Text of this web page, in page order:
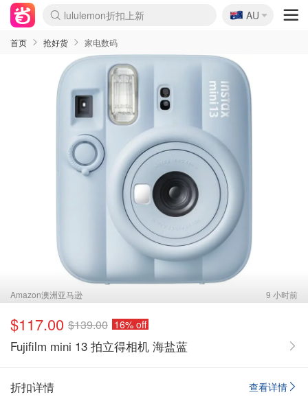
lululemon折扣上新
Sasa美妆护肤3.5折
SSENSE年中3折
FreshBeauty好价汇总
Cettire降价+叠9折
WWS Coles超市实拍
viagogo二手票捡漏
Myer超级周末1折
The Outnet奢牌1折起
David Jones 3折起
Flannels大牌1折
Perfumes Club护肤1折
AMIRO返校季6.2折
Amazon折扣汇总
eToro入金$200送$50
Amazon数码好物
ICONIC本周7.5折
ThedoubleF高奢地板价
Moose Knuckles 6折
丝芙兰5折起
EUFY官网3.7折起
Selenichast首饰2折
Trip机票酒店促销
YSL送5件彩妆礼
Amazon家居好物
Amazon美妆护肤
雅漾大喷$8
过敏原检测盒$33
伊索独家赠50ml沐浴露
科颜氏清仓3折
SEALIFE海洋馆门票6折
丝塔芙大白罐$16
订阅Newsletter送香薰
Cult Beauty 6.8折
Harrods圣诞日历2.3折
LN-CC奢牌私促3折
d'Alba空姐喷雾$16
EVE LOM套装逆天2折
Bernardelli独家4折
Adore Beauty 6折起
CT圣诞日历
Mytheresa奢品2.7折
Luxury Escapes 9折
Currentbody美容仪9折
MOON Garden Live
Roborock扫地机3.7折
Tingo Life水杯$24
Valentino官网5折
CR洗发护发6.3折
修丽可套装7.4折
Myer彩妆2件7折
GANNI官网4.5折
Stylevana韩妆4折
Tessabit高奢8.5折
OGX洗护4折
Amazon阿德莱德次日达
卡诗8.5折+赠礼
Philips Hue灯具8折
🇦🇺
AU
首页 抢好货 家电数码
Amazon澳洲亚马逊 9 小时前
$117.00 $139.00 16% off
Fujifilm mini 13 拍立得相机 海盐蓝
查看详情
折扣详情